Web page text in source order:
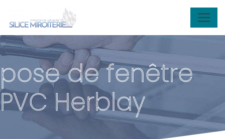
pose de fenêtre
PVC Herblay
Panneau de gestion des cookies